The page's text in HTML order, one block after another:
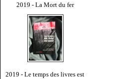
2019 - La Mort du fer
2019 - Le temps des livres est